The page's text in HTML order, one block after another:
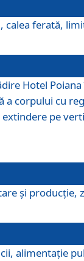
calea ferată,
Hotel
corpului cu
pe
şi
alimentaţie